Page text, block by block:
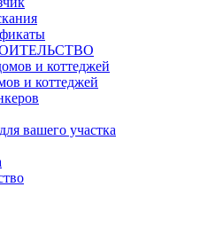
и коттеджей
и коттеджей
вашего участка